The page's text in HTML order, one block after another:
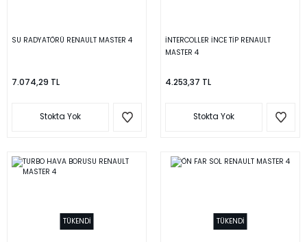
SU RADYATÖRÜ RENAULT MASTER 4
7.074,29 TL
Stokta Yok
İNTERCOLLER İNCE TİP RENAULT
MASTER 4
4.253,37 TL
Stokta Yok
TÜKENDİ TÜKENDİ